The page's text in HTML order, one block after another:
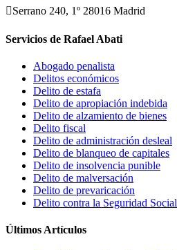
Serrano 240, 1º 28016 Madrid
Servicios de Rafael Abati
Abogado penalista
Delitos económicos
Delito de estafa
Delito de apropiación indebida
Delito de alzamiento de bienes
Delito fiscal
Delito de administración desleal
Delito de blanqueo de capitales
Delito de insolvencia punible
Delito de malversación
Delito de prevaricación
Delito contra la Seguridad Social
Últimos Artículos